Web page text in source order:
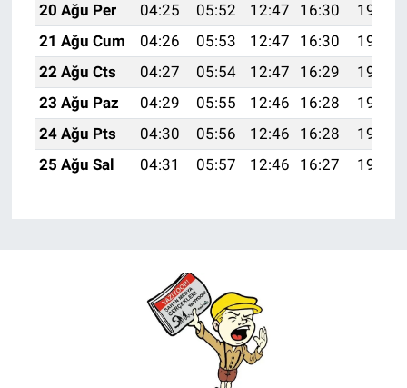
20 Ağu Per
04:25 05:52 12:47 16:30
19:32
21 Ağu Cum
04:26 05:53 12:47 16:30
19:31
22 Ağu Cts
04:27 05:54 12:47 16:29
19:29
23 Ağu Paz
04:29 05:55 12:46 16:28
19:28
24 Ağu Pts
04:30 05:56 12:46 16:28
19:27
25 Ağu Sal
04:31 05:57 12:46 16:27 19:25